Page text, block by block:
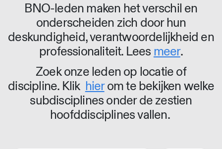
BNO-leden maken het verschil en
onderscheiden zich door hun
deskundigheid, verantwoordelijkheid en
professionaliteit. Lees meer.
Zoek onze leden op locatie of
discipline. Klik hierom te bekijken welke
subdisciplines onder de zestien
hoofddisciplines vallen.